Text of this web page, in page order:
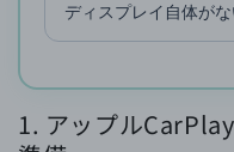
ディスプレイ自体が
1. アップル